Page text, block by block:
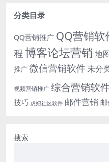
分类目录
QQ营销推广 QQ营销软
程博客论坛营销 地
推广 微信营销软件未分
视频营销推广 综合营销软
技巧 虎妞社区软件 邮件营销
搜索